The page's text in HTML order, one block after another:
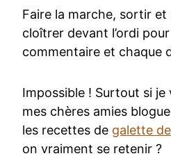
Faire la marche, sortir
cloîtrer devant l’ordi
commentaire et chaque
Impossible ! Surtout si je
mes chères amies
les recettes de galette
on vraiment se retenir ?